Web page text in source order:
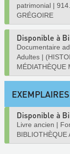
patrimonial |
GRÉGOIRE
Disponible à
Documentaire
Adultes |
MÉDIATHÈQUE
Disponible à
Livre ancien |
BIBLIOTHÈQUE